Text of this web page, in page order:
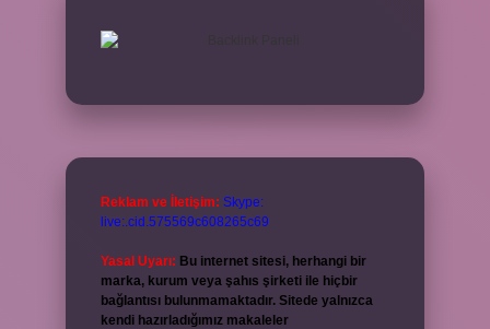
Reklam ve İletişim: Skype:
live:.cid.575569c608265c69
Yasal Uyarı: Bu internet sitesi, herhangi bir
marka, kurum veya şahıs şirketi ile hiçbir
bağlantısı bulunmamaktadır. Sitede yalnızca
kendi hazırladığımız makaleler